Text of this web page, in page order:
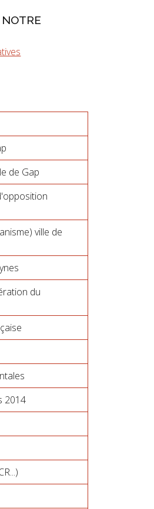
de Gap
ville de
du
2014